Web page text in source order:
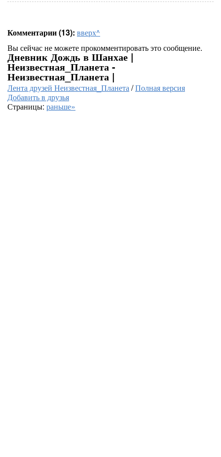
Комментарии (13): вверх^
Вы сейчас не можете прокомментировать это сообщение.
Дневник Дождь в Шанхае |
Неизвестная_Планета -
Неизвестная_Планета |
Лента друзей Неизвестная_Планета/Полная версия
Добавить в друзья
Страницы: раньше»